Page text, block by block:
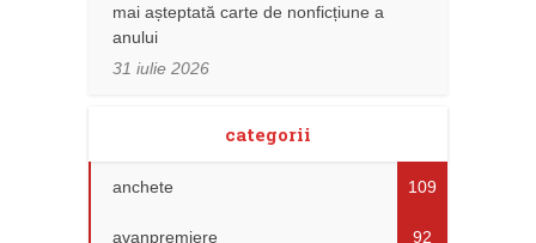
mai așteptată carte de nonficțiune a
anului
31 iulie 2026
categorii
anchete 109
avanpremiere 92